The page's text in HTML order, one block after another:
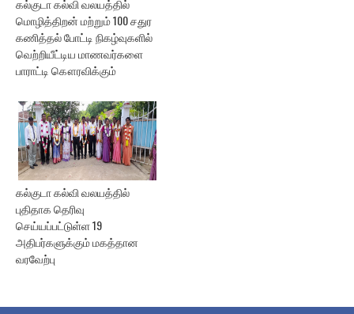
கல்குடா கல்வி வலயத்தில்
மொழித்திறன் மற்றும் 100 சதுர
கணித்தல் போட்டி நிகழ்வுகளில்
வெற்றியீட்டிய மாணவர்களை
பாராட்டி கௌரவிக்கும்
கல்குடா கல்வி வலயத்தில்
புதிதாக தெரிவு
செய்யப்பட்டுள்ள 19
அதிபர்களுக்கும் மகத்தான
வரவேற்பு